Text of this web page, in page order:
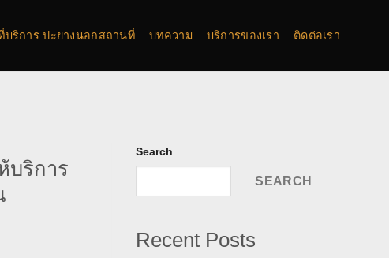
บริการ ปะยางนอกสถานที่ บทความ บริการของเรา ติดต่อเรา
บริการ
Search
SEARCH
Recent Posts